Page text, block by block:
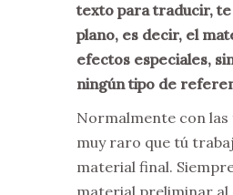
texto para traducir,
plano, es decir, el
efectos especiales,
ningún tipo de
Normalmente con las
muy raro que tú
material final.